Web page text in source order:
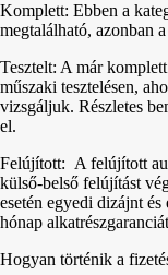
Komplett: Ebben a
megtalálható, azonban
Tesztelt: A már
műszaki tesztelésen,
vizsgáljuk. Részletes
el.
Felújított: A felújított
külső-belső felújítást
esetén egyedi dizájnt
hónap
Hogyan történik a